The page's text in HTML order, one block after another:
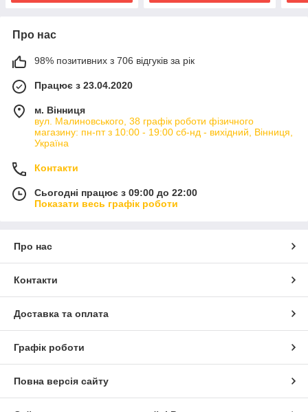
Про нас
98% позитивних з 706 відгуків за рік
Працює з 23.04.2020
м. Вінниця
вул. Малиновського, 38 графік роботи фізичного
магазину: пн-пт з 10:00 - 19:00 сб-нд - вихідний, Вінниця,
Україна
Контакти
Сьогодні працює з 09:00 до 22:00
Показати весь графік роботи
Про нас
Контакти
Доставка та оплата
Графік роботи
Повна версія сайту